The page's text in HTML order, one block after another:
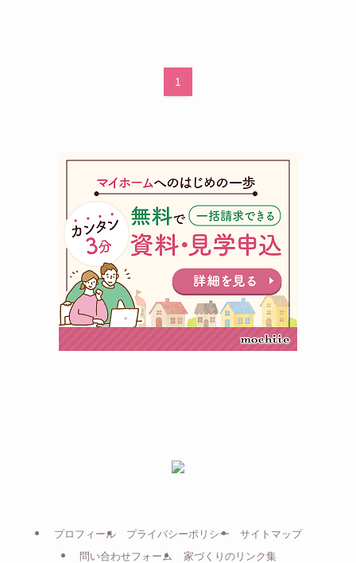
1
プロフィール プライバシーポリシー
サイトマップ
問い合わせフォーム
家づくりのリンク集